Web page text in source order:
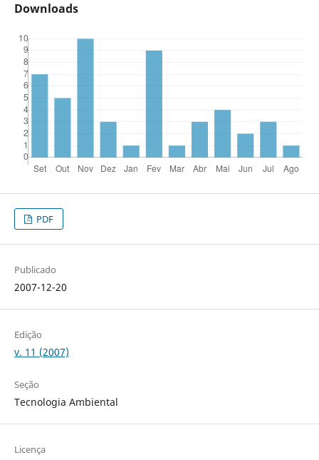
Downloads
PDF
Publicado
2007-12-20
Edição
v. 11 (2007)
Seção
Tecnologia Ambiental
Licença